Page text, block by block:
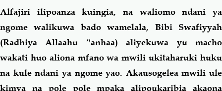
Alfajiri ilipoanza kuingia, na waliomo ndani ya
ngome walikuwa bado wamelala, Bibi Swafiyyah
(Radhiya Allaahu ‘'anhaa) aliyekuwa yu macho
wakati huo aliona mfano wa mwili ukitaharuki huku
na kule ndani ya ngome yao. Akausogelea mwili ule
kimya na pole pole mpaka alipoukaribia akaona